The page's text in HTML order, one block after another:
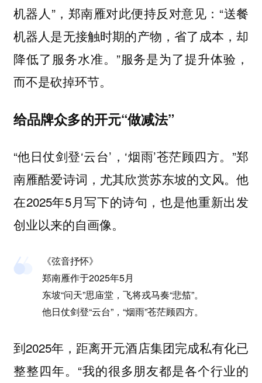
机器人”，郑南雁对此便持反对意见：“送餐
机器人是无接触时期的产物，省了成本，却
降低了服务水准。 ”服务是为了提升体验，
而不是砍掉环节。
给品牌众多的开元“做减法”
“他日仗剑登‘云台’，‘烟雨’苍茫顾四方。”郑
南雁酷爱诗词，尤其欣赏苏东坡的文风。他
在2025年5月写下的诗句，也是他重新出发
创业以来的自画像。
《弦音抒怀》
郑南雁作于2025年5月
东坡“问天”思庙堂，飞将戎马奏“悲笳”。
他日仗剑登“云台”，“烟雨”苍茫顾四方。
到2025年，距离开元酒店集团完成私有化已
整整四年。“我的很多朋友都是各个行业的